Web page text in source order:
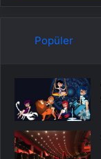
Popüler